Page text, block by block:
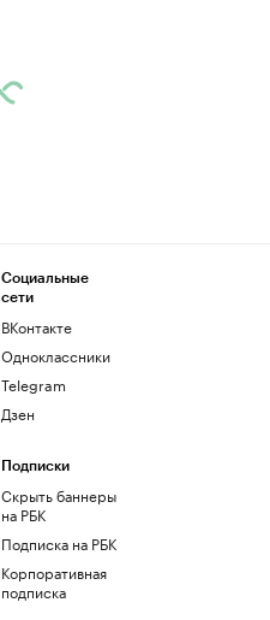
Социальные
сети
ВКонтакте
Одноклассники
Telegram
Дзен
Подписки
Скрыть баннеры
на РБК
Подписка на РБК
Корпоративная
подписка